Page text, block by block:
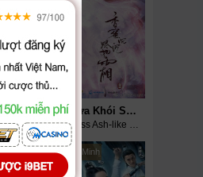
Hương Mật Tựa Khói Sương
Heavy Sweetness Ash-like Frost (2018)
Full 73/73 Thuyết Minh